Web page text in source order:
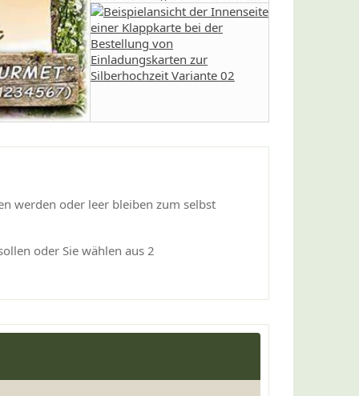
werden oder leer bleiben zum selbst
oder Sie wählen aus 2